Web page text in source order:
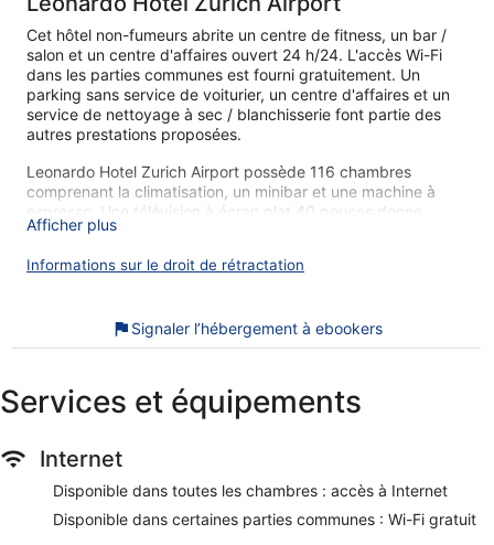
Cet hôtel non-fumeurs abrite un centre de fitness, un bar /
salon et un centre d'affaires ouvert 24 h/24. L'accès Wi-Fi
dans les parties communes est fourni gratuitement. Un
parking sans service de voiturier, un centre d'affaires et un
service de nettoyage à sec / blanchisserie font partie des
autres prestations proposées.
Leonardo Hotel Zurich Airport possède 116 chambres
comprenant la climatisation, un minibar et une machine à
espresso. Une télévision à écran plat 40 pouces donne
accès aux chaînes par satellite.
pommeau de douche à « effet pluie », des articles de toilette
apprécieront des bureaux, des coffres-forts et un téléphone
à disposition dans les chambres. Un service de ménage est
Cet hôtel propose un centre de fitness.
surpris par Leonardo Hotel Zurich Airport et son
quelques minutes de marche de Parc aventure de Zurich-
Kloten. Dans cet hébergement, vous profiterez de
Afficher plus
Informations sur le droit de rétractation
Signaler l’hébergement à ebookers
Services et équipements
Internet
Disponible dans toutes les chambres : accès à Internet
Disponible dans certaines parties communes : Wi-Fi gratuit